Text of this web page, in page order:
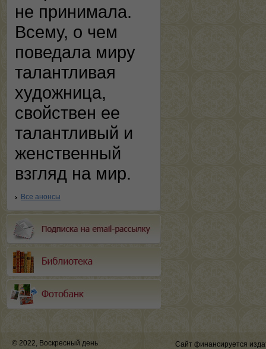
не принимала.
Всему, о чем
поведала миру
талантливая
художница,
свойствен ее
талантливый и
женственный
взгляд на мир.
Все анонсы
© 2022, Воскресный день
Сайт финансируется